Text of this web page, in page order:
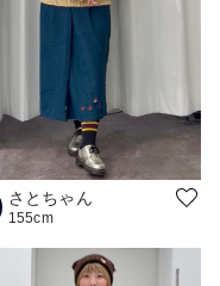
さとちゃん
155cm